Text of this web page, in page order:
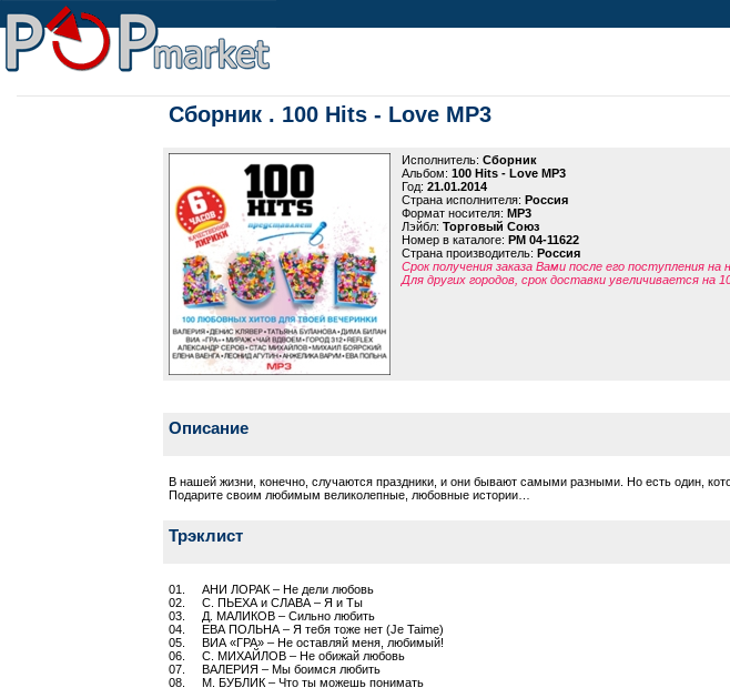
Сборник . 100 Hits - Love МР3
Исполнитель: Сборник
Альбом: 100 Hits - Love МР3
Год: 21.01.2014
Страна исполнителя: Россия
Формат носителя: МР3
Лэйбл: Торговый Союз
Номер в каталоге: PM 04-11622
Страна производитель: Россия
Срок получения заказа Вами после его поступления
Для других городов, срок доставки увеличивается на
Описание
В нашей жизни, конечно, случаются праздники, и они бывают самыми разными. Но есть один,
Подарите своим любимым великолепные, любовные истории…
Трэклист
01. АНИ ЛОРАК – Не дели любовь
02. С. ПЬЕХА и СЛАВА – Я и Ты
03. Д. МАЛИКОВ – Сильно любить
04. ЕВА ПОЛЬНА – Я тебя тоже нет (Je Taime)
05. ВИА «ГРА» – Не оставляй меня, любимый!
06. С. МИХАЙЛОВ – Не обижай любовь
07. ВАЛЕРИЯ – Мы боимся любить
08. М. БУБЛИК – Что ты можешь понимать